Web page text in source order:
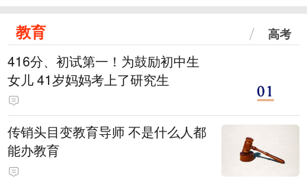
教育 高考
416分、初试第一！为鼓励初中生
女儿 41岁妈妈考上了研究生
传销头目变教育导师 不是什么人都
能办教育